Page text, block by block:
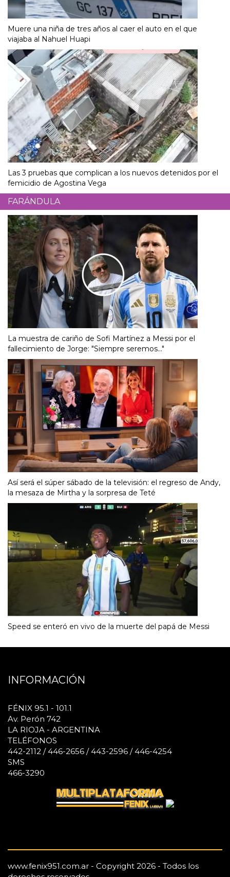
Muere una niña de tres años al caer el auto en el que
viajaba al Nahuel Huapi
Las 3 pruebas que complican a los nuevos detenidos por el
femicidio de Agostina Vega
FARÁNDULA
La muestra de cariño de Sofi Martínez a Messi por el
fallecimiento de Jorge: "Siempre seremos..."
Así será el súper sábado de la televisión: el regreso de Andy,
la mesaza de Mirtha y la sorpresa de Teté
Speed se enteró en vivo de la muerte del papá de Messi
INFORMACIÓN
FÉNIX 95.1 - 101.1
Av. Perón 742
LA RIOJA - ARGENTINA
TELÉFONOS
442-2112 / 446-2656 / 443-2596 / 446-4254
SMS
466-3290
www.fenix951.com.ar - Copyright 2026 - Todos los